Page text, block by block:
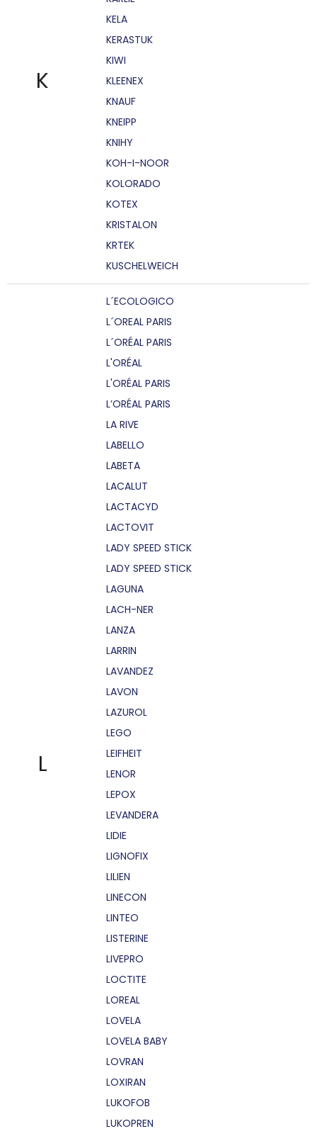
K
KELA
KERASTUK
KIWI
KLEENEX
KNAUF
KNEIPP
KNIHY
KOH-I-NOOR
KOLORADO
KOTEX
KRISTALON
KRTEK
KUSCHELWEICH
L
L´ECOLOGICO
L´OREAL PARIS
L´ORÉAL PARIS
L'ORÉAL
L'ORÉAL PARIS
L’ORÉAL PARIS
LA RIVE
LABELLO
LABETA
LACALUT
LACTACYD
LACTOVIT
LADY SPEED STICK
LADY SPEED STICK
LAGUNA
LACH-NER
LANZA
LARRIN
LAVANDEZ
LAVON
LAZUROL
LEGO
LEIFHEIT
LENOR
LEPOX
LEVANDERA
LIDIE
LIGNOFIX
LILIEN
LINECON
LINTEO
LISTERINE
LIVEPRO
LOCTITE
LOREAL
LOVELA
LOVELA BABY
LOVRAN
LOXIRAN
LUKOFOB
LUKOPREN